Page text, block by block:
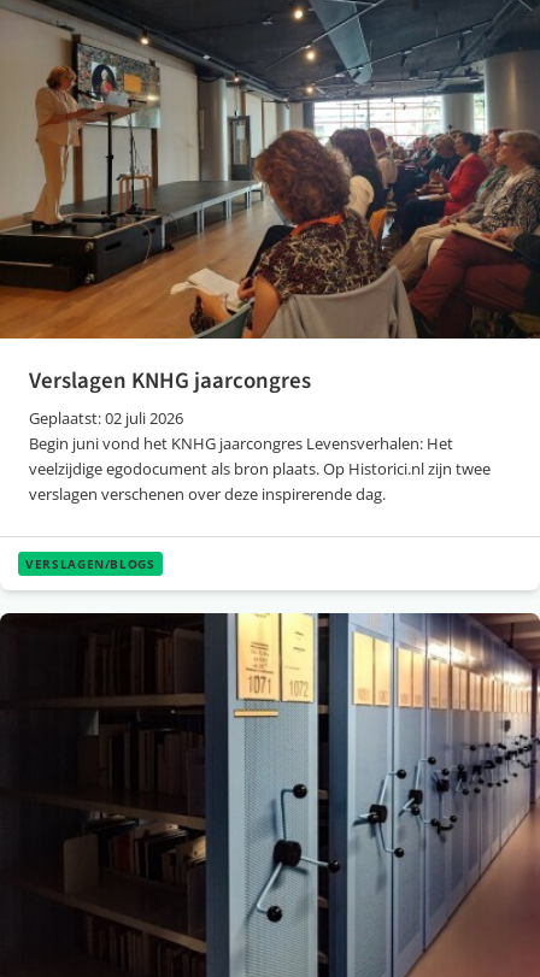
Verslagen KNHG jaarcongres
Geplaatst: 02 juli 2026
Begin juni vond het KNHG jaarcongres Levensverhalen: Het
veelzijdige egodocument als bron plaats. Op Historici.nl zijn twee
verslagen verschenen over deze inspirerende dag.
VERSLAGEN/BLOGS